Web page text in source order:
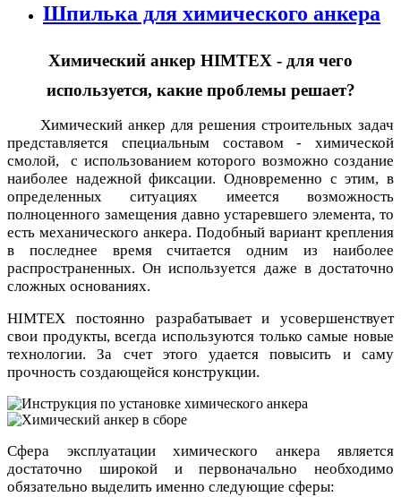
Шпилька для химического анкера
Химический анкер HIMTEX - для чего
используется, какие проблемы решает?
Химический анкер для решения строительных задач
представляется специальным составом - химической
смолой, с использованием которого возможно создание
наиболее надежной фиксации. Одновременно с этим, в
определенных ситуациях имеется возможность
полноценного замещения давно устаревшего элемента, то
есть механического анкера. Подобный вариант крепления
в последнее время считается одним из наиболее
распространенных. Он используется даже в достаточно
сложных основаниях.
HIMTEX постоянно разрабатывает и усовершенствует
свои продукты, всегда используются только самые новые
технологии. За счет этого удается повысить и саму
прочность создающейся конструкции.
Сфера эксплуатации химического анкераявляется
достаточно широкой ипервоначально необходимо
обязательно выделить именно следующие сферы: